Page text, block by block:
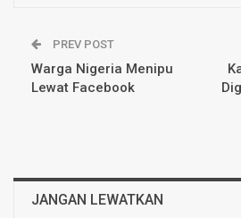
PREV POST
Warga Nigeria Menipu
Lewat Facebook
JANGAN LEWATKAN